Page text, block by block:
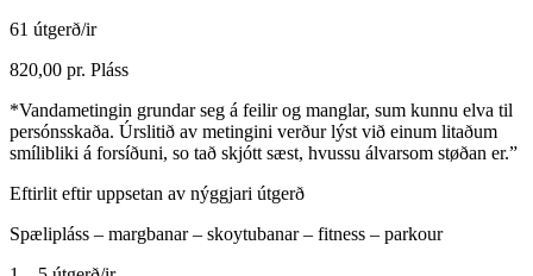
61 útgerð/ir
820,00 pr. Pláss
*Vandametingin grundar seg á feilir og manglar, sum kunnu elva til
persónsskaða. Úrslitið av metingini verður lýst við einum litaðum
smílibliki á forsíðuni, so tað skjótt sæst, hvussu álvarsom støðan er.”
Eftirlit eftir uppsetan av nýggjari útgerð
Spælipláss – margbanar – skoytubanar – fitness – parkour